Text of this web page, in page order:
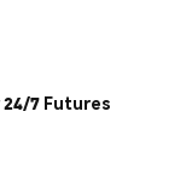
7 Futures